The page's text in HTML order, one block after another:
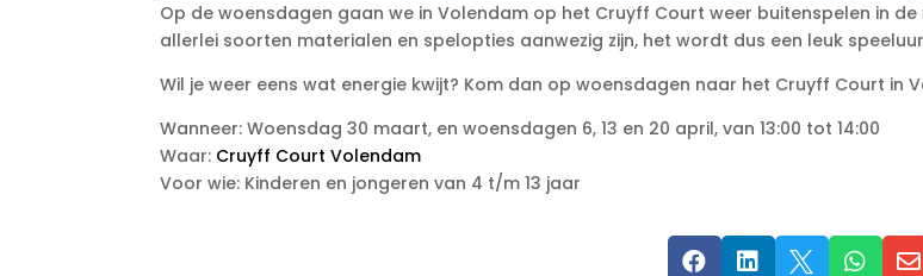
Op de woensdagen gaan we in Volendam op het Cruyff Court weer buitenspelen in
allerlei soorten materialen en spelopties aanwezig zijn, het wordt dus een leuk
Wil je weer eens wat energie kwijt? Kom dan op woensdagen naar het Cruyff Court in
Wanneer: Woensdag 30 maart, en woensdagen 6, 13 en 20 april, van 13:00 tot 14:00
Waar: Cruyff Court Volendam
Voor wie: Kinderen en jongeren van 4 t/m 13 jaar
    